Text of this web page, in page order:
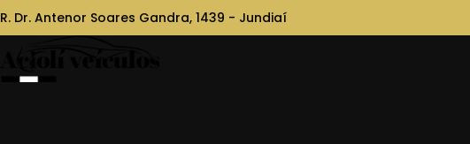
R. Dr. Antenor Soares Gandra, 1439 - Jundiaí